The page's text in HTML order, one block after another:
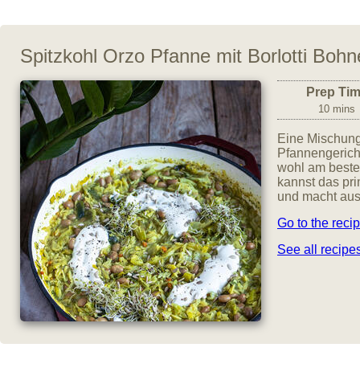
Spitzkohl Orzo Pfanne mit Borlotti
Prep
10 mins
Eine
wohl am
kannst das
und macht
Go to the
See all